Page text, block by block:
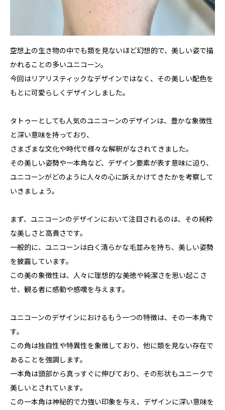
空想上の生き物の中でも類を見ないほど幻想的で、美しい姿で描
かれることの多いユニコーン。
今回はリアリスティックなデザインではなく、その美しい配色を
もとに可愛らしくデザインしました。
タトゥーとしても人気のユニコーンのデザインは、豊かな象徴性
と深い意味を持っており、
さまざまな文化や時代で様々な解釈がなされてきました。
その美しい姿勢や一本角など、デザイン要素が表す意味に迫り、
ユニコーンがどのように人々の心に訴えかけてきたかを考察して
いきましょう。
まず、ユニコーンのデザインにおいて注目されるのは、その純粋
な美しさと高貴さです。
一般的に、ユニコーンは白く清らかな毛並みを持ち、美しい姿勢
を披露しています。
この美の象徴性は、人々に理想的な美徳や純潔さを思い起こさ
せ、観る者に感動や感嘆を与えます。
ユニコーンのデザインにおけるもう一つの特徴は、その一本角で
す。
この角は独自性や特異性を象徴しており、他に類を見ない存在で
あることを強調します。
一本角は頭部から真っすぐに伸びており、その形状もユニークで
美しいとされています。
この一本角は神秘的で力強い印象を与え、デザインに深い意味を